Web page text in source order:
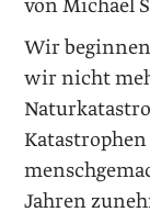
von Michael
Wir
wir nicht
Jahren